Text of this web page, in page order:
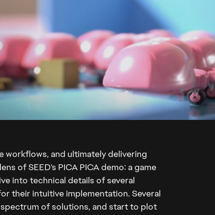
workflows, and ultimately delivering
of SEED's PICA PICA demo: a game
into technical details of several
their intuitive implementation. Several
of solutions, and start to plot